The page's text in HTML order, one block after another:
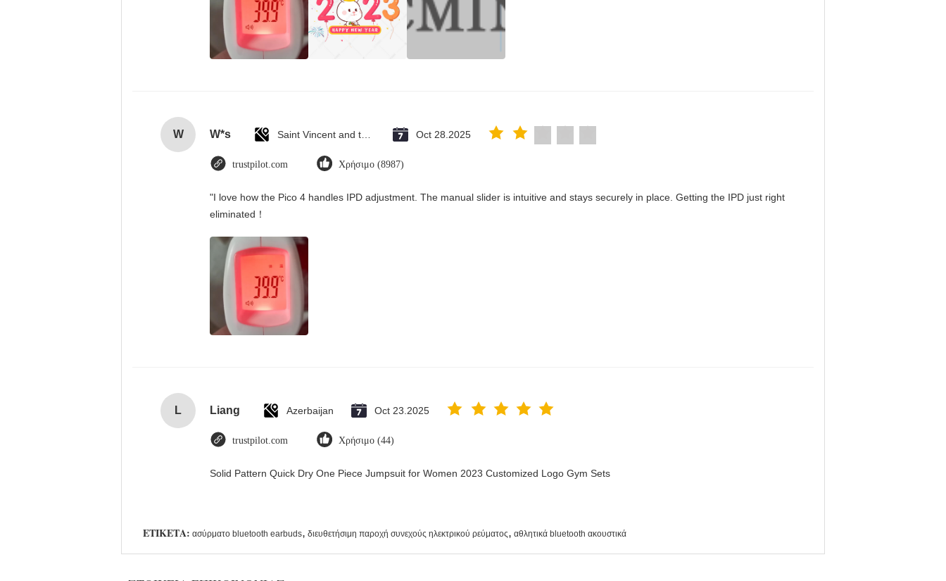
W W*s Oct 28.2025
trustpilot.com Χρήσιμο (8987)
"I love how the Pico 4 handles IPD adjustment. The manual slider is intuitive and stays securely in place. Getting the IPD just right
eliminated！
L Liang Azerbaijan Oct 23.2025
trustpilot.com Χρήσιμο (44)
Solid Pattern Quick Dry One Piece Jumpsuit for Women 2023 Customized Logo Gym Sets
ΕΤΙΚΈΤΑ: ασύρματο bluetooth earbuds, διευθετήσιμη παροχή συνεχούς ηλεκτρικού ρεύματος, αθλητικά bluetooth ακουστικά